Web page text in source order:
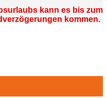
kann es bis zum
kommen.